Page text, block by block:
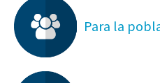
Para la